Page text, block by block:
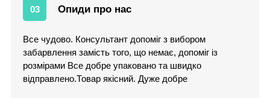
03 Опиди про нас
Все чудово. Консультант допоміг з вибором
забарвлення замість того, що немає, допоміг із
розмірами Все добре упаковано та швидко
відправлено.Товар якісний. Дуже добре